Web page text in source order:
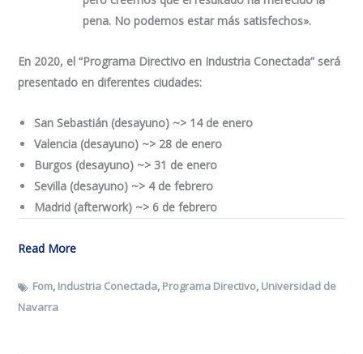
pena. No podemos estar más satisfechos».
En 2020, el “Programa Directivo en Industria Conectada” será
presentado en diferentes ciudades:
San Sebastián (desayuno) ~> 14 de enero
Valencia (desayuno) ~> 28 de enero
Burgos (desayuno) ~> 31 de enero
Sevilla (desayuno) ~> 4 de febrero
Madrid (afterwork) ~> 6 de febrero
Read More
Fom, Industria Conectada, Programa Directivo, Universidad de
Navarra